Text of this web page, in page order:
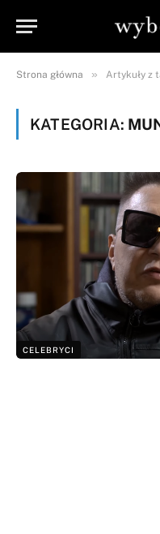
Strona główna » Artykuły z
KATEGORIA:
CELEBRYCI